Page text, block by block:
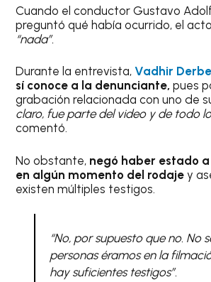
Cuando el conductor Gustavo
preguntó qué había ocurrido, el
“nada”.
Durante la entrevista,Vadhir
sí conoce a la denunciante, pues
grabación relacionada con uno de
claro, fue parte del video y de todo
comentó.
No obstante, negó haber estado a
en algún momento del rodaje y
existen múltiples testigos.
“No, por supuesto que no. No
personas éramos en la
hay suficientes testigos”.